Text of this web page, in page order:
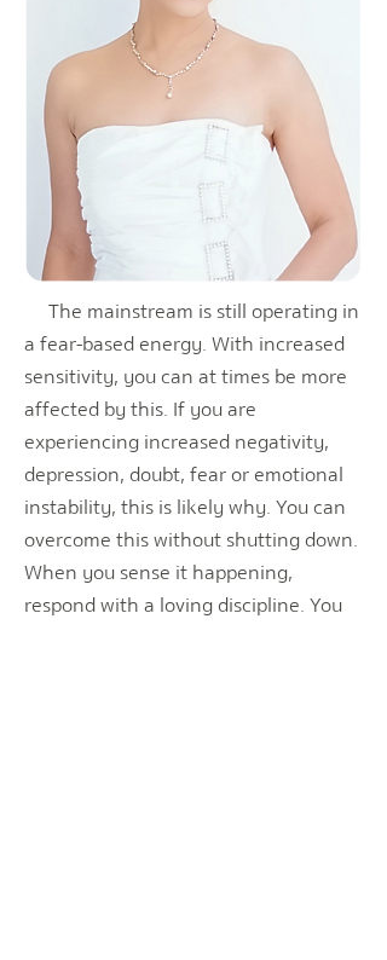
The mainstream is still operating in
a fear-based energy. With increased
sensitivity, you can at times be more
affected by this. If you are
experiencing increased negativity,
depression, doubt, fear or emotional
instability, this is likely why. You can
overcome this without shutting down.
When you sense it happening,
respond with a loving discipline. You